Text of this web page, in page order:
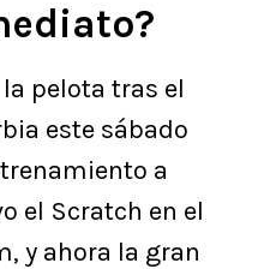
pelota tras el
este sábado
a
el Scratch en el
y ahora la gran